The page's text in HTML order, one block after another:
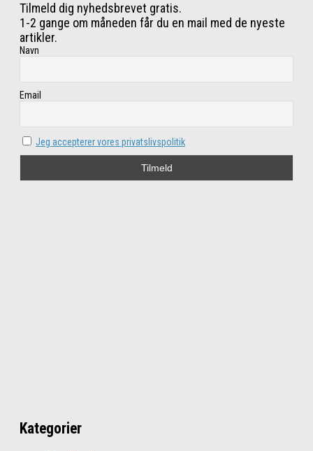
Tilmeld dig nyhedsbrevet gratis.
1-2 gange om måneden får du en mail med de nyeste
artikler.
Navn
Email
Jeg accepterer vores privatslivspolitik
Kategorier